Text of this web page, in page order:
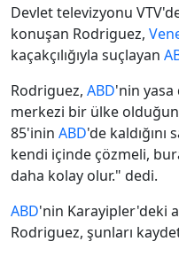
Devlet televizyonu
konuşan Rodriguez,
kaçakçılığıyla suçlayan
Rodriguez, ABD'nin yasa
merkezi bir ülke
85'inin ABD'de kaldığını
kendi içinde çözmeli,
daha kolay olur." dedi.
ABD'nin Karayipler'deki
Rodriguez, şunları